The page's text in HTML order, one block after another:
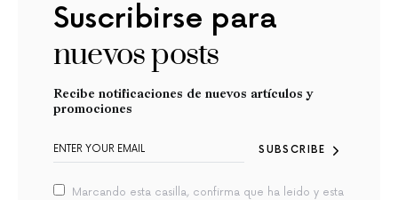
Suscribirse para
nuevos posts
Recibe notificaciones de nuevos artículos y
promociones
SUBSCRIBE
Marcando esta casilla, confirma que ha leido y esta